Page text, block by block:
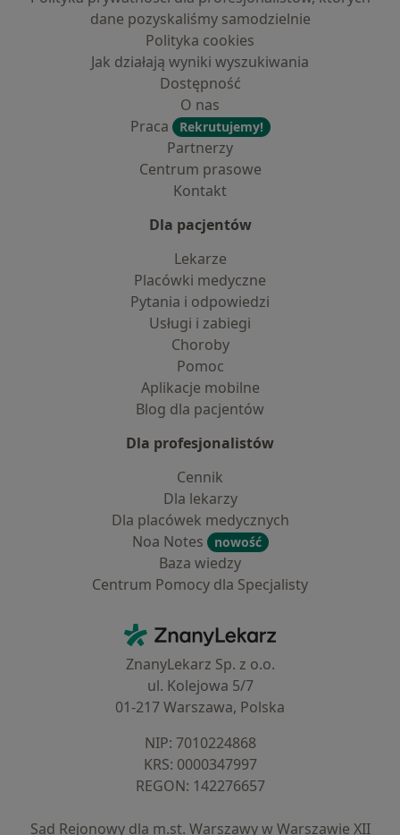
dane pozyskaliśmy samodzielnie
Polityka cookies
Jak działają wyniki wyszukiwania
Dostępność
O nas
Praca
Rekrutujemy!
Partnerzy
Centrum prasowe
Kontakt
Dla pacjentów
Lekarze
Placówki medyczne
Pytania i odpowiedzi
Usługi i zabiegi
Choroby
Pomoc
Aplikacje mobilne
Blog dla pacjentów
Dla profesjonalistów
Cennik
Dla lekarzy
Dla placówek medycznych
Noa Notes
nowość
Baza wiedzy
Centrum Pomocy dla Specjalisty
ZnanyLekarz - Strona główna
ZnanyLekarz Sp. z o.o.
ul. Kolejowa 5/7
01-217 Warszawa, Polska
NIP: ⁠7010224868
KRS: ⁠0000347997
REGON: ⁠142276657
Sąd Rejonowy dla m.st. Warszawy w Warszawie XII